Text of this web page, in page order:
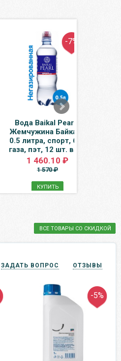
-7%
Вода Baikal Pearl /
Жемчужина Байкала
0.5 литра, спорт, без
газа, пэт, 12 шт. в уп.
1 460.10 ₽
1 570 ₽
КУПИТЬ
ВСЕ ТОВАРЫ СО СКИДКОЙ
ЗАДАТЬ ВОПРОС ОТЗЫВЫ
-5%